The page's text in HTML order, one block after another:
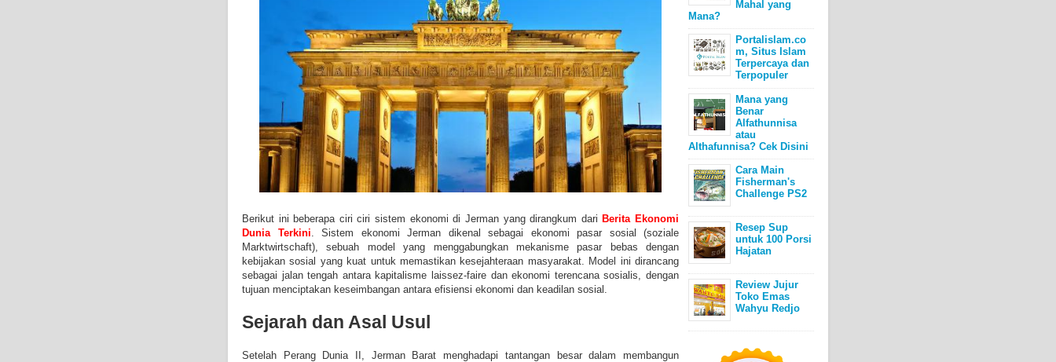
Berikut ini beberapa ciri ciri sistem ekonomi di Jerman yang dirangkum dari Berita Ekonomi
Dunia Terkini . Sistem ekonomi Jerman dikenal sebagai ekonomi pasar sosial (soziale
Marktwirtschaft), sebuah model yang menggabungkan mekanisme pasar bebas dengan
kebijakan sosial yang kuat untuk memastikan kesejahteraan masyarakat. Model ini dirancang
sebagai jalan tengah antara kapitalisme laissez-faire dan ekonomi terencana sosialis, dengan
tujuan menciptakan keseimbangan antara efisiensi ekonomi dan keadilan sosial.
Sejarah dan Asal Usul
Setelah Perang Dunia II, Jerman Barat menghadapi tantangan besar dalam membangun
Mahal yang
Mana?
Portalislam.co
m, Situs Islam
Terpercaya dan
Terpopuler
Mana yang
Benar
Alfathunnisa
atau
Althafunnisa? Cek Disini
Cara Main
Fisherman's
Challenge PS2
Resep Sup
untuk 100 Porsi
Hajatan
Review Jujur
Toko Emas
Wahyu Redjo